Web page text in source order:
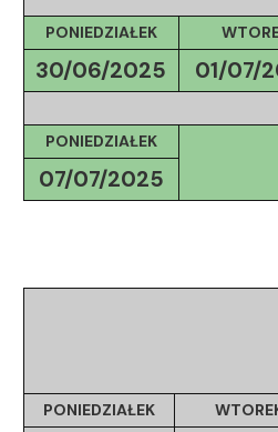
PONIEDZIAŁEK
30/06/2025 01/07/
PONIEDZIAŁEK
07/07/2025
PONIEDZIAŁEK